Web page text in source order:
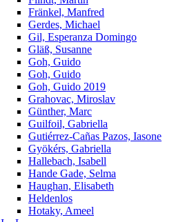
Fränkel, Manfred
Gerdes, Michael
Gil, Esperanza Domingo
Gläß, Susanne
Goh, Guido
Goh, Guido
Goh, Guido 2019
Grahovac, Miroslav
Günther, Marc
Guilfoil, Gabriella
Gutiérrez-Cañas Pazos, Iasone
Gyökérs, Gabriella
Hallebach, Isabell
Hande Gade, Selma
Haughan, Elisabeth
Heldenlos
Hotaky, Ameel